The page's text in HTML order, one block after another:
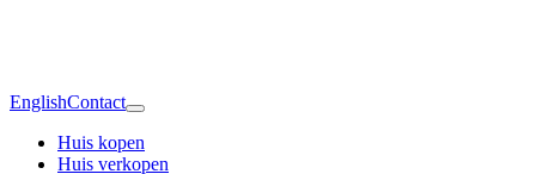
EnglishContact
Huis kopen
Huis verkopen